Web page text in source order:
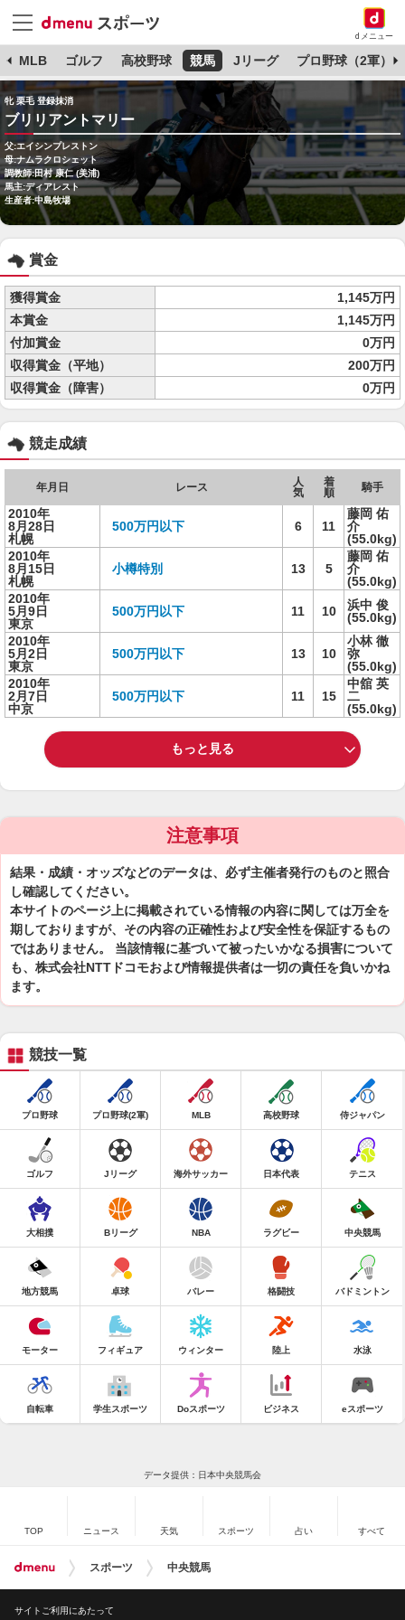
dメニュー
MLB ゴルフ 高校野球 競馬 Jリーグ プロ野球（2軍）
牝 栗毛 登録抹消
ブリリアントマリー
父:エイシンプレストン
母:ナムラクロシェット
調教師:田村 康仁 (美浦)
馬主:ディアレスト
生産者:中島牧場
賞金
獲得賞金
1,145万円
本賞金
1,145万円
付加賞金
0万円
収得賞金（平地）
200万円
収得賞金（障害）
0万円
競走成績
年月日 レース
人
気
着
順
騎手
2010年
8月28日
札幌
500万円以下 6 11
藤岡 佑
介
(55.0kg)
2010年
8月15日
札幌
小樽特別 13 5
藤岡 佑
介
(55.0kg)
2010年
5月9日
東京
500万円以下 11 10
浜中 俊
(55.0kg)
2010年
5月2日
東京
500万円以下 13 10
小林 徹
弥
(55.0kg)
2010年
2月7日
中京
500万円以下 11 15
中舘 英
二
(55.0kg)
もっと見る
注意事項
結果・成績・オッズなどのデータは、必ず主催者発行のものと照合
し確認してください。
本サイトのページ上に掲載されている情報の内容に関しては万全を
期しておりますが、その内容の正確性および安全性を保証するもの
ではありません。 当該情報に基づいて被ったいかなる損害について
も、株式会社NTTドコモおよび情報提供者は一切の責任を負いかね
ます。
競技一覧
プロ野球 プロ野球(2軍) MLB 高校野球 侍ジャパン
ゴルフ Jリーグ 海外サッカー 日本代表 テニス
大相撲 Bリーグ NBA ラグビー 中央競馬
地方競馬 卓球 バレー 格闘技 バドミントン
モーター フィギュア ウィンター 陸上 水泳
自転車 学生スポーツ Doスポーツ ビジネス eスポーツ
データ提供：日本中央競馬会
TOP ニュース 天気 スポーツ 占い すべて
スポーツ 中央競馬
サイトご利用にあたって